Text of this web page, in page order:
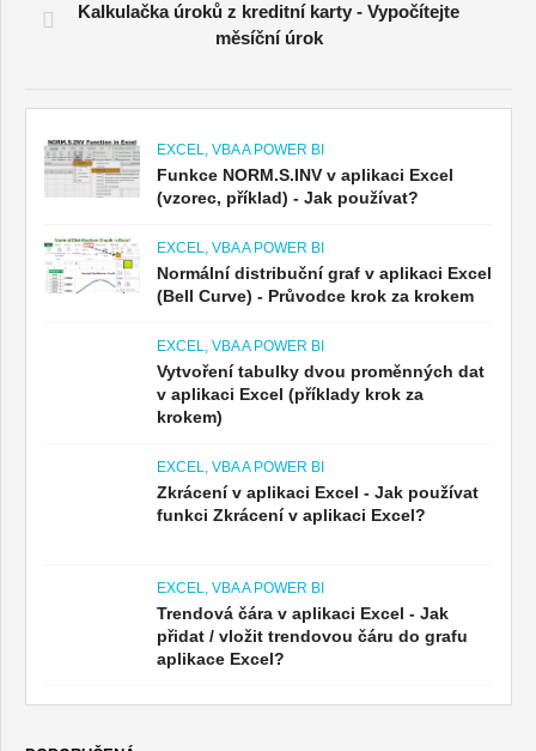
Kalkulačka úroků z kreditní karty - Vypočítejte
měsíční úrok
EXCEL, VBA A POWER BI
Funkce NORM.S.INV v aplikaci Excel
(vzorec, příklad) - Jak používat?
EXCEL, VBA A POWER BI
Normální distribuční graf v aplikaci Excel
(Bell Curve) - Průvodce krok za krokem
EXCEL, VBA A POWER BI
Vytvoření tabulky dvou proměnných dat
v aplikaci Excel (příklady krok za
krokem)
EXCEL, VBA A POWER BI
Zkrácení v aplikaci Excel - Jak používat
funkci Zkrácení v aplikaci Excel?
Trendová čára v aplikaci Excel - Jak
přidat / vložit trendovou čáru do grafu
aplikace Excel?